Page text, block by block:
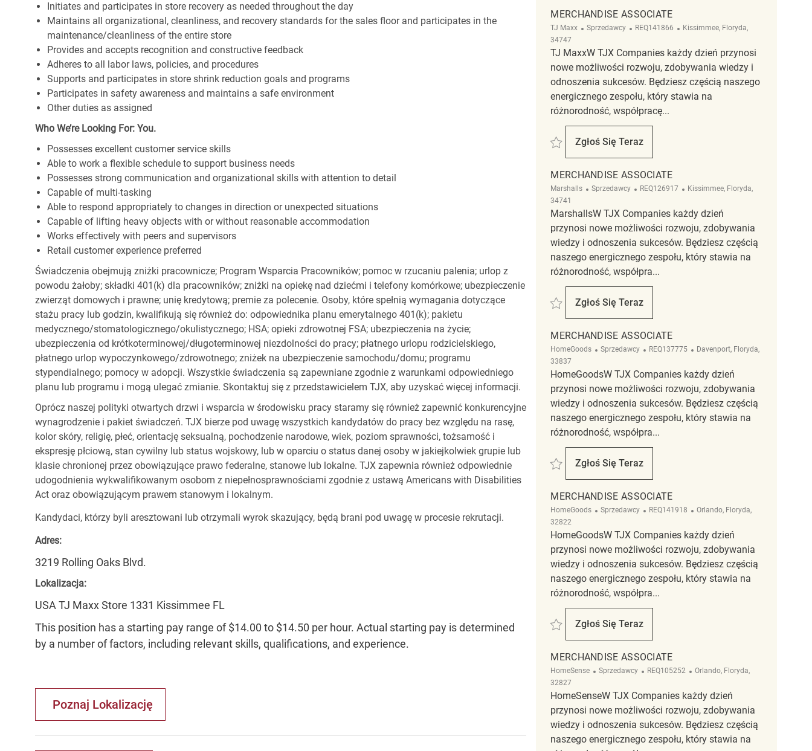
Initiates and participates in store recovery as needed throughout the day
Maintains all organizational, cleanliness, and recovery standards for the sales floor and participates in the
maintenance/cleanliness of the entire store
Provides and accepts recognition and constructive feedback
Adheres to all labor laws, policies, and procedures
Supports and participates in store shrink reduction goals and programs
Participates in safety awareness and maintains a safe environment
Other duties as assigned
Who We’re Looking For: You.
Possesses excellent customer service skills
Able to work a flexible schedule to support business needs
Possesses strong communication and organizational skills with attention to detail
Capable of multi-tasking
Able to respond appropriately to changes in direction or unexpected situations
Capable of lifting heavy objects with or without reasonable accommodation
Works effectively with peers and supervisors
Retail customer experience preferred
Świadczenia obejmują zniżki pracownicze; Program Wsparcia Pracowników; pomoc w rzucaniu palenia; urlop z
powodu żałoby; składki 401(k) dla pracowników; zniżki na opiekę nad dziećmi i telefony komórkowe; ubezpieczenie
zwierząt domowych i prawne; unię kredytową; premie za polecenie. Osoby, które spełnią wymagania dotyczące
stażu pracy lub godzin, kwalifikują się również do: odpowiednika planu emerytalnego 401(k); pakietu
medycznego/stomatologicznego/okulistycznego; HSA; opieki zdrowotnej FSA; ubezpieczenia na życie;
ubezpieczenia od krótkoterminowej/długoterminowej niezdolności do pracy; płatnego urlopu rodzicielskiego,
płatnego urlop wypoczynkowego/zdrowotnego; zniżek na ubezpieczenie samochodu/domu; programu
stypendialnego; pomocy w adopcji. Wszystkie świadczenia są zapewniane zgodnie z warunkami odpowiedniego
planu lub programu i mogą ulegać zmianie. Skontaktuj się z przedstawicielem TJX, aby uzyskać więcej informacji.
Oprócz naszej polityki otwartych drzwi i wsparcia w środowisku pracy staramy się również zapewnić konkurencyjne
wynagrodzenie i pakiet świadczeń. TJX bierze pod uwagę wszystkich kandydatów do pracy bez względu na rasę,
kolor skóry, religię, płeć, orientację seksualną, pochodzenie narodowe, wiek, poziom sprawności, tożsamość i
ekspresję płciową, stan cywilny lub status wojskowy, lub w oparciu o status danej osoby w jakiejkolwiek grupie lub
klasie chronionej przez obowiązujące prawo federalne, stanowe lub lokalne. TJX zapewnia również odpowiednie
udogodnienia wykwalifikowanym osobom z niepełnosprawnościami zgodnie z ustawą Americans with Disabilities
Act oraz obowiązującym prawem stanowym i lokalnym.
Kandydaci, którzy byli aresztowani lub otrzymali wyrok skazujący, będą brani pod uwagę w procesie rekrutacji.
Adres:
3219 Rolling Oaks Blvd.
Lokalizacja:
USA TJ Maxx Store 1331 Kissimmee FL
This position has a starting pay range of $14.00 to $14.50 per hour. Actual starting pay is determined
by a number of factors, including relevant skills, qualifications, and experience.
Poznaj Lokalizację
MERCHANDISE ASSOCIATE
TJ Maxx Kategoria
Sprzedawcy ReqId
REQ141866 Lokalizacja
Kissimmee, Floryda,
34747
TJ MaxxW TJX Companies każdy dzień przynosi
nowe możliwości rozwoju, zdobywania wiedzy i
odnoszenia sukcesów. Będziesz częścią naszego
energicznego zespołu, który stawia na
różnorodność, współpracę...
Zapisać Merchandise Associate REQ141866
Zgłoś Się Teraz
Merchandise Associate
MERCHANDISE ASSOCIATE
Marshalls Kategoria
Sprzedawcy ReqId
REQ126917 Lokalizacja
Kissimmee, Floryda,
34741
MarshallsW TJX Companies każdy dzień
przynosi nowe możliwości rozwoju, zdobywania
wiedzy i odnoszenia sukcesów. Będziesz częścią
naszego energicznego zespołu, który stawia na
różnorodność, współpra...
Zapisać merchandise associate REQ126917
Zgłoś Się Teraz
Merchandise Associate
MERCHANDISE ASSOCIATE
HomeGoods Kategoria
Sprzedawcy ReqId
REQ137775 Lokalizacja
Davenport, Floryda,
33837
HomeGoodsW TJX Companies każdy dzień
przynosi nowe możliwości rozwoju, zdobywania
wiedzy i odnoszenia sukcesów. Będziesz częścią
naszego energicznego zespołu, który stawia na
różnorodność, współpra...
Zapisać Merchandise Associate REQ137775
Zgłoś Się Teraz
Merchandise Associate
MERCHANDISE ASSOCIATE
HomeGoods Kategoria
Sprzedawcy ReqId
REQ141918 Lokalizacja
Orlando, Floryda,
32822
HomeGoodsW TJX Companies każdy dzień
przynosi nowe możliwości rozwoju, zdobywania
wiedzy i odnoszenia sukcesów. Będziesz częścią
naszego energicznego zespołu, który stawia na
różnorodność, współpra...
Zapisać Merchandise Associate REQ141918
Zgłoś Się Teraz
Merchandise Associate
MERCHANDISE ASSOCIATE
HomeSense Kategoria
Sprzedawcy ReqId
REQ105252 Lokalizacja
Orlando, Floryda,
32827
HomeSenseW TJX Companies każdy dzień
przynosi nowe możliwości rozwoju, zdobywania
wiedzy i odnoszenia sukcesów. Będziesz częścią
naszego energicznego zespołu, który stawia na